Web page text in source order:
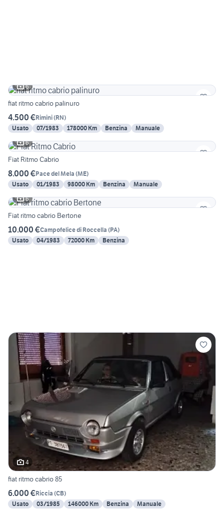
6
fiat ritmo cabrio palinuro
4.500 €Rimini(RN)
Usato
07/1983 178000 Km Benzina
Manuale
6
Fiat Ritmo Cabrio
8.000 €Pace del Mela (ME)
Usato
01/1983 98000 Km Benzina
Manuale
6
Fiat ritmo cabrio Bertone
10.000 €Campofelice di Roccella (PA)
Usato
04/1983 72000 Km Benzina
4
fiat ritmo cabrio 85
6.000 €Riccia (CB)
Usato
03/1985 146000 Km Benzina Manuale